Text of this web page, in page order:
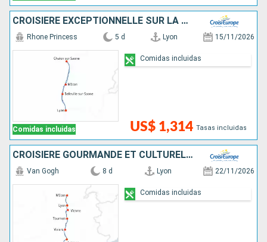
CROISIÈRE EXCEPTIONNELLE SUR LA SAÔNE POUR CÉLÉBRER LE BEAUJOLAIS NOUVEAU
Comidas incluidas
Rhone Princess 5 d Lyon 15/11/2026
US$ 1,314 Tasas incluidas
Comidas incluidas
CROISIÈRE GOURMANDE ET CULTURELLE AU FIL DE LA SAÔNE ET DU RHÔNE, L'ART DE VIVRE À LA FRANÇAISE
Van Gogh 8 d Lyon 22/11/2026
Comidas incluidas